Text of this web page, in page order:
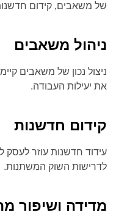
של משאבים, קידום
ניהול משאבים
ניצול נכון של משאבים
את יעילות העבודה.
קידום חדשנות
עידוד חדשנות עוזר לעסק
לדרישות השוק המשתנות.
מדידה ושיפור